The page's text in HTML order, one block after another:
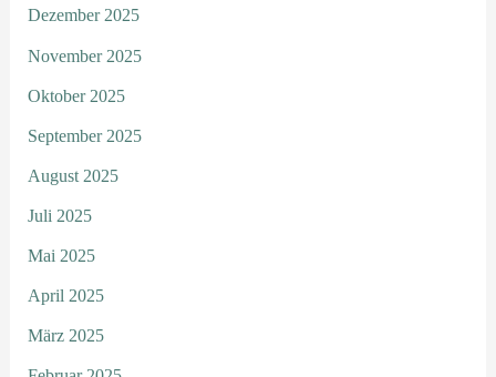
Dezember 2025
November 2025
Oktober 2025
September 2025
August 2025
Juli 2025
Mai 2025
April 2025
März 2025